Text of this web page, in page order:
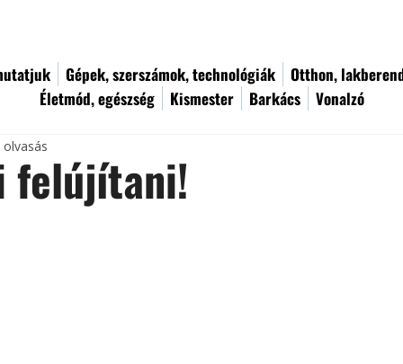
Gépek, szerszámok, technológiák
Otthon,
Életmód, egészség
Kismester Barkács Vonalzó
felújítani!
olvasás